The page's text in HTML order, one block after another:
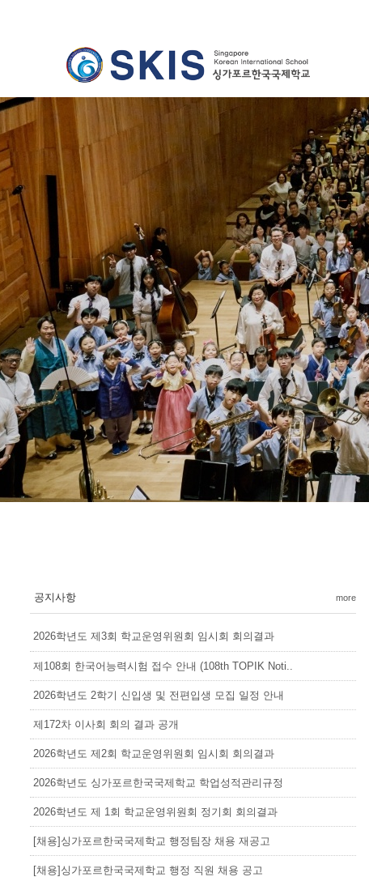
Previous
공지사항 more
2026학년도 제3회 학교운영위원회 임시회 회의결과
제108회 한국어능력시험 접수 안내 (108th TOPIK Noti..
2026학년도 2학기 신입생 및 전편입생 모집 일정 안내
제172차 이사회 회의 결과 공개
2026학년도 제2회 학교운영위원회 임시회 회의결과
2026학년도 싱가포르한국국제학교 학업성적관리규정
2026학년도 제 1회 학교운영위원회 정기회 회의결과
[채용]싱가포르한국국제학교 행정팀장 채용 재공고
[채용]싱가포르한국국제학교 행정 직원 채용 공고